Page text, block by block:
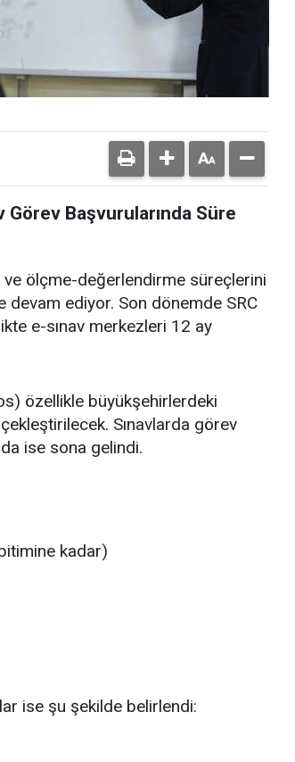
Görev Başvurularında Süre
ve ölçme-değerlendirme süreçlerini
devam ediyor. Son dönemde SRC
e-sınav merkezleri 12 ay
özellikle büyükşehirlerdeki
Sınavlarda görev
ise sona gelindi.
kadar)
ise şu şekilde belirlendi: